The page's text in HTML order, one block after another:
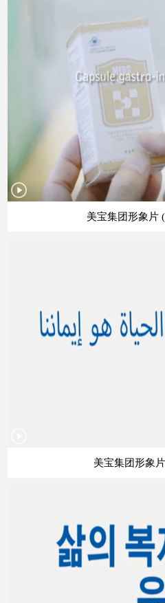
美宝集团形象片